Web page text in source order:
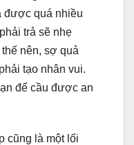
được quá nhiều
trả sẽ nhẹ
nên, sợ quả
tạo nhân vui.
để cầu được an
cũng là một lối